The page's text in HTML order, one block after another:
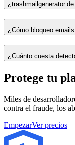
¿Cómo bloqueo
¿Cuánto cuesta
Protege tu
Miles de
contra el fraude, los
EmpezarVer precios